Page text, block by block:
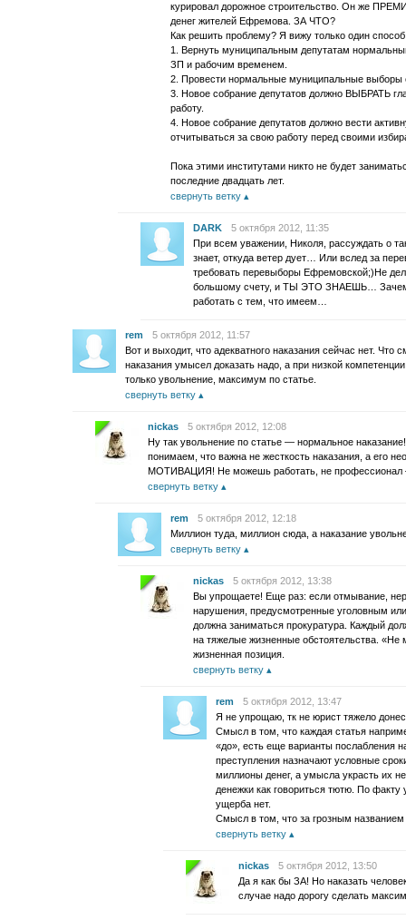
курировал дорожное строительство. Он же
денег жителей Ефремова. ЗА ЧТО?
Как решить проблему? Я вижу только один
1. Вернуть муниципальным депутатам
ЗП и рабочим временем.
2. Провести нормальные муниципальные выборы
3. Новое собрание депутатов должно ВЫБРАТЬ
работу.
4. Новое собрание депутатов должно вести
отчитываться за свою работу перед своими
Пока этими институтами никто не будет
последние двадцать лет.
свернуть ветку
DARK
5 октября 2012, 11:35
При всем уважении, Николя, рассуждать о
знает, откуда ветер дует… Или вслед за
требовать перевыборы Ефремовской;)Не
большому счету, и ТЫ ЭТО ЗНАЕШЬ… Зачем
работать с тем, что имеем…
rem
5 октября 2012, 11:57
Вот и выходит, что адекватного наказания сейчас нет. Что
наказания умысел доказать надо, а при низкой
только увольнение, максимум по статье.
свернуть ветку
nickas
5 октября 2012, 12:08
Ну так увольнение по статье — нормальное
понимаем, что важна не жесткость наказания, а его
МОТИВАЦИЯ! Не можешь работать, не профессионал
свернуть ветку
rem
5 октября 2012, 12:18
Миллион туда, миллион сюда, а наказание
свернуть ветку
nickas
5 октября 2012, 13:38
Вы упрощаете! Еще раз: если отмывание,
нарушения, предусмотренные уголовным
должна заниматься прокуратура. Каждый
на тяжелые жизненные обстоятельства.
жизненная позиция.
свернуть ветку
rem
5 октября 2012, 13:47
Я не упрощаю, тк не юрист тяжело
Смысл в том, что каждая статья
«до», есть еще варианты послабления
преступления назначают условные
миллионы денег, а умысла украсть их
денежки как говориться тютю. По
ущерба нет.
Смысл в том, что за грозным названием
свернуть ветку
nickas
5 октября 2012, 13:50
Да я как бы ЗА! Но наказать
случае надо дорогу сделать